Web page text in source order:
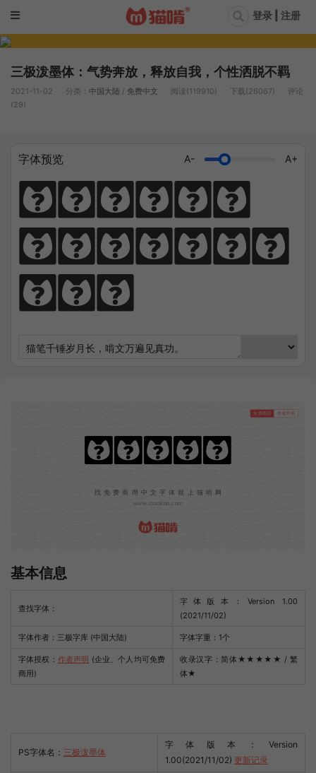
登录 | 注册
三极泼墨体：气势奔放，释放自我，个性洒脱不羁
2021-11-02 分类： 中国大陆 / 免费中文 阅读(119910) 下载(26067)
评论
(29)
字体预览 A- A+
猫笔千锤岁月
长，啃文万遍见
真功。
免费商用 作者声明
三极泼墨体
找免费商用中文字体就上猫啃网
www.maoken.com
基本信息
查找字体：
字体版本：Version 1.00
(2021/11/02)
字体作者：三极字库 (中国大陆) 字体字重：1个
字体授权： 作者声明 (企业、个人均可免费
商用)
收录汉字：简体 ★★★★★ / 繁
体★
PS字体名： 三极泼墨体
字体版本：Version
1.00(2021/11/02) 更新记录